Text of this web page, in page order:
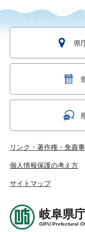
県
リンク・著作権・免責
個人情報保護の考え方
サイトマップ
岐阜県
GIFU Prefectural